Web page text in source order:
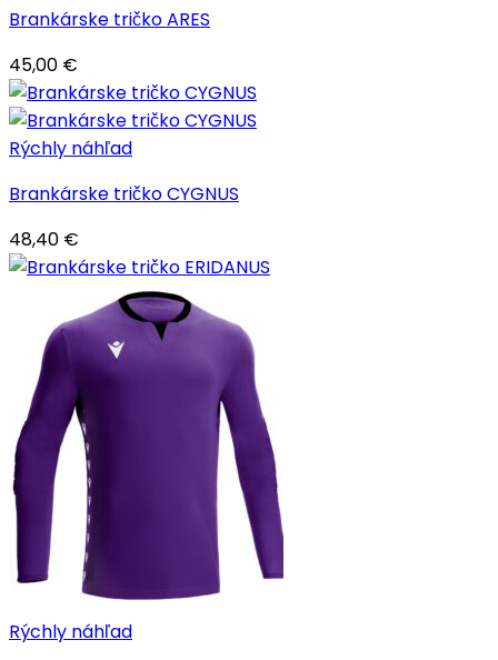
Brankárske tričko ARES
45,00 €
Rýchly náhľad
Brankárske tričko CYGNUS
48,40 €
Rýchly náhľad